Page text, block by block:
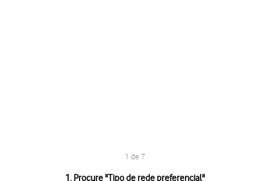
1 de 7
1. Procure "Tipo de rede preferencial"